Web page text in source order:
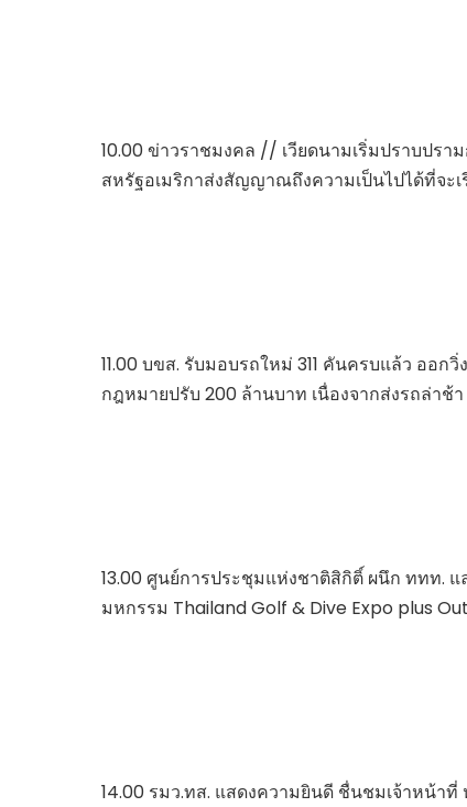
10.00 ข่าวราชมงคล // เวียดนามเริ่มปราบปร
สหรัฐอเมริกาส่งสัญญาณถึงความเป็นไปได้ที่จะเ
11.00 บขส. รับมอบรถใหม่ 311 คันครบแล้ว ออ
กฎหมายปรับ 200 ล้านบาท เนื่องจากส่งรถล่าช้
13.00 ศูนย์การประชุมแห่งชาติสิกิติ์ ผนึก ททท. แ
มหกรรม Thailand Golf & Dive Expo plus
14.00 รมว.ทส. แสดงความยินดี ชื่นชมเจ้าหน้า